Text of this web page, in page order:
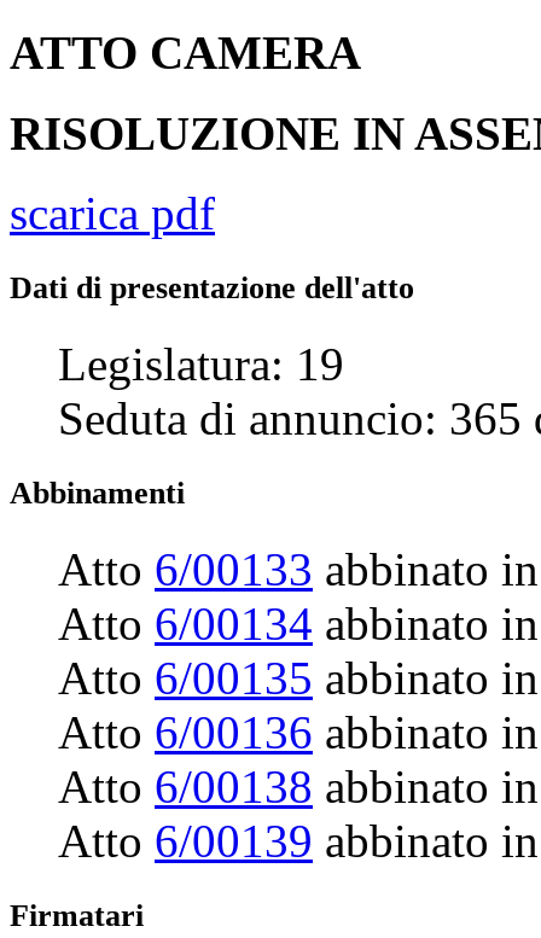
ATTO CAMERA
RISOLUZIONE IN
scarica pdf
Dati di presentazione dell'atto
Legislatura: 19
Seduta di annuncio: 365
Abbinamenti
Atto 6/00133 abbinato
Atto 6/00134 abbinato
Atto 6/00135 abbinato
Atto 6/00136 abbinato
Atto 6/00138 abbinato
Atto 6/00139 abbinato
Firmatari